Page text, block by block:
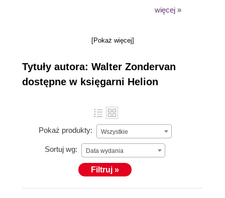
insights to create a practical IT4B approach to digital
więcej »
[Pokaż więcej]
Tytuły autora: Walter Zondervan
dostępne w księgarni Helion
Pokaż produkty: Wszystkie
Sortuj wg: Data wydania
Filtruj »